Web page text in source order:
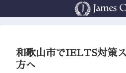
和歌山市でIELTS対策
方へ